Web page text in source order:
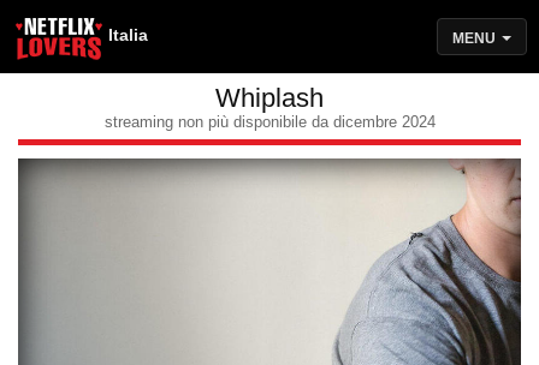
Italia MENU
Whiplash
streaming non più disponibile da dicembre 2024